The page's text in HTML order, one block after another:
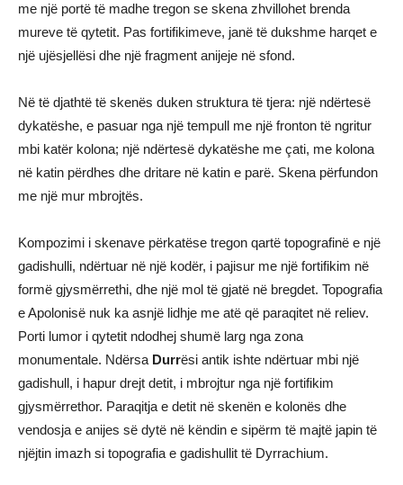
me një portë të madhe tregon se skena zhvillohet brenda
mureve të qytetit. Pas fortifikimeve, janë të dukshme harqet e
një ujësjellësi dhe një fragment anijeje në sfond.
Në të djathtë të skenës duken struktura të tjera: një ndërtesë
dykatëshe, e pasuar nga një tempull me një fronton të ngritur
mbi katër kolona; një ndërtesë dykatëshe me çati, me kolona
në katin përdhes dhe dritare në katin e parë. Skena përfundon
me një mur mbrojtës.
Kompozimi i skenave përkatëse tregon qartë topografinë e një
gadishulli, ndërtuar në një kodër, i pajisur me një fortifikim në
formë gjysmërrethi, dhe një mol të gjatë në bregdet. Topografia
e Apolonisë nuk ka asnjë lidhje me atë që paraqitet në reliev.
Porti lumor i qytetit ndodhej shumë larg nga zona
monumentale. Ndërsa Durrësi antik ishte ndërtuar mbi një
gadishull, i hapur drejt detit, i mbrojtur nga një fortifikim
gjysmërrethor. Paraqitja e detit në skenën e kolonës dhe
vendosja e anijes së dytë në këndin e sipërm të majtë japin të
njëjtin imazh si topografia e gadishullit të Dyrrachium.